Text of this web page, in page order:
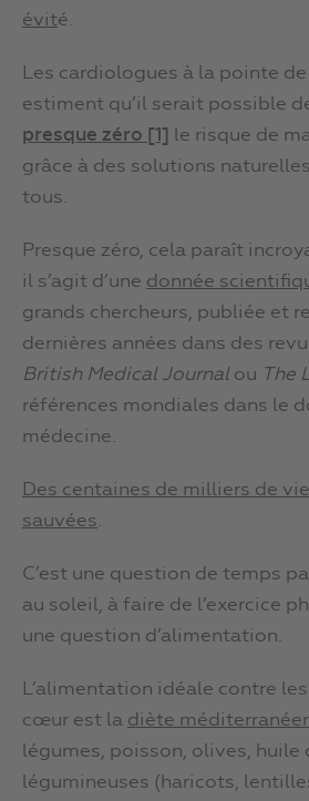
évité.
Les cardiologues à la pointe
estiment qu’il serait possible
presque zéro [1] le risque de
grâce à des solutions
tous.
Presque zéro, cela paraît
il s’agit d’une donnée
grands chercheurs, publiée et
dernières années dans des
British Medical Journal ou The
références mondiales dans le
médecine.
Des centaines de milliers de
sauvées.
C’est une question de temps
au soleil, à faire de l’exercice
une question d’alimentation.
L’alimentation idéale contre
cœur est la diète
légumes, poisson, olives, huile
légumineuses (haricots,